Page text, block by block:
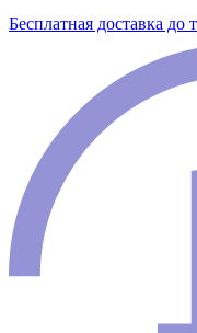
Бесплатная доставка